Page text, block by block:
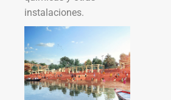
instalaciones.